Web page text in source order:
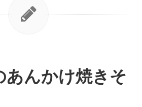
あんかけ焼きそ